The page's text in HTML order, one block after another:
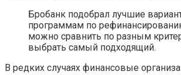
Бробанк подобрал лучшие
программам по
можно сравнить по разным
выбрать самый подходящий.
В редких случаях финансовые